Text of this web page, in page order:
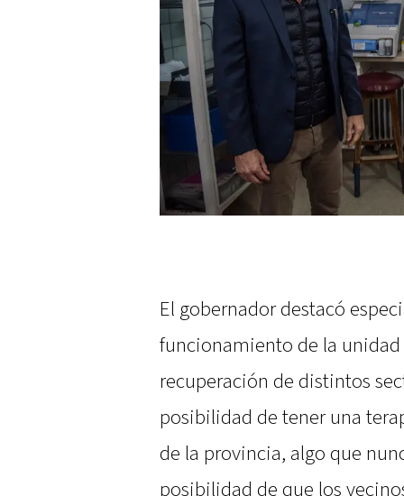
El gobernador destacó
funcionamiento de la
recuperación de distintos
posibilidad de tener una
de la provincia, algo que
posibilidad de que los